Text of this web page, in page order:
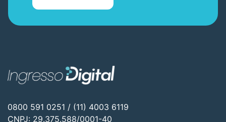
0800 591 0251 / (11) 4003 6119
CNPJ: 29.375.588/0001-40